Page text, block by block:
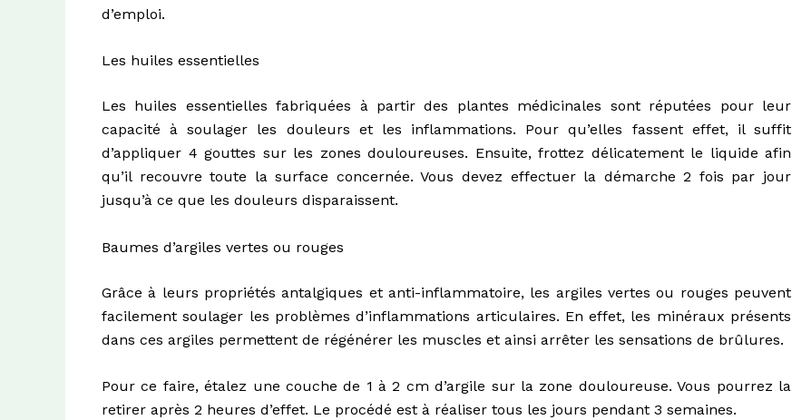
d’emploi.
Les huiles essentielles
Les huiles essentielles fabriquées à partir des plantes médicinales sont réputées pour leur
capacité à soulager les douleurs et les inflammations. Pour qu’elles fassent effet, il suffit
d’appliquer 4 gouttes sur les zones douloureuses. Ensuite, frottez délicatement le liquide afin
qu’il recouvre toute la surface concernée. Vous devez effectuer la démarche 2 fois par jour
jusqu’à ce que les douleurs disparaissent.
Baumes d’argiles vertes ou rouges
Grâce à leurs propriétés antalgiques et anti-inflammatoire, les argiles vertes ou rouges peuvent
facilement soulager les problèmes d’inflammations articulaires. En effet, les minéraux présents
dans ces argiles permettent de régénérer les muscles et ainsi arrêter les sensations de brûlures.
Pour ce faire, étalez une couche de 1 à 2 cm d’argile sur la zone douloureuse. Vous pourrez la
retirer après 2 heures d’effet. Le procédé est à réaliser tous les jours pendant 3 semaines.